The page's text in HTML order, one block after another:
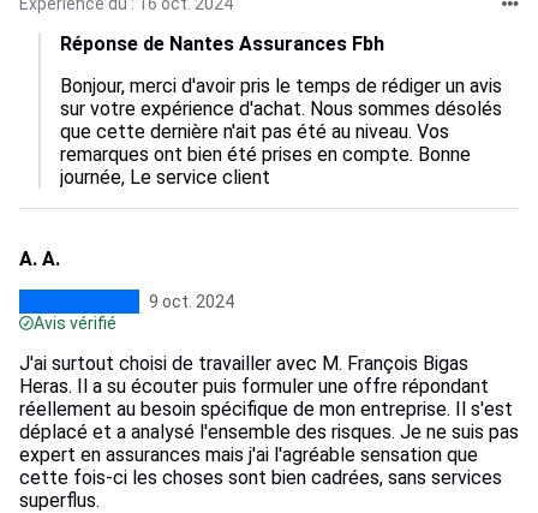
Réponse de Nantes Assurances Fbh
Bonjour, merci d'avoir pris le temps de rédiger un avis
sur votre expérience d'achat. Nous sommes désolés
que cette dernière n'ait pas été au niveau. Vos
remarques ont bien été prises en compte. Bonne
journée, Le service client
A. A.
9 oct. 2024
Avis vérifié
J'ai surtout choisi de travailler avec M. François Bigas
Heras. Il a su écouter puis formuler une offre répondant
réellement au besoin spécifique de mon entreprise. Il s'est
déplacé et a analysé l'ensemble des risques. Je ne suis pas
expert en assurances mais j'ai l'agréable sensation que
cette fois-ci les choses sont bien cadrées, sans services
superflus.